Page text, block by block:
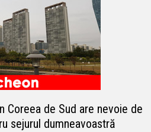
Coreea de Sud are nevoie de
sejurul dumneavoastră